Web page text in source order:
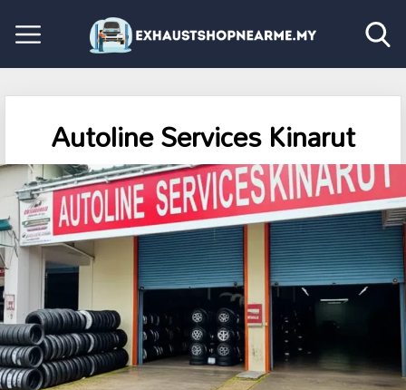
Autoline Services Kinarut